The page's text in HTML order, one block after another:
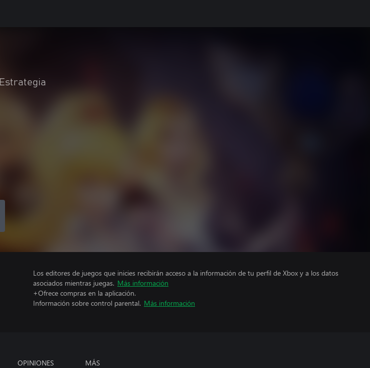
Estrategia
Los editores de juegos que inicies recibirán acceso a la información de tu perfil de Xbox y a los datos
asociados mientras juegas. Más información
+Ofrece compras en la aplicación.
Información sobre control parental. Más información
OPINIONES MÁS